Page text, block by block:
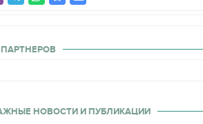
НОВОСТИ И ПУБЛИКАЦИИ